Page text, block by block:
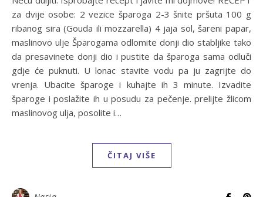
za dvije osobe: 2 vezice šparoga 2-3 šnite pršuta 100 g
ribanog sira (Gouda ili mozzarella) 4 jaja sol, šareni papar,
maslinovo ulje Šparogama odlomite donji dio stabljike tako
da presavinete donji dio i pustite da šparoga sama odluči
gdje će puknuti. U lonac stavite vodu pa ju zagrijte do
vrenja. Ubacite šparoge i kuhajte ih 3 minute. Izvadite
šparoge i poslažite ih u posudu za pečenje. prelijte žlicom
maslinovog ulja, posolite i…
ČITAJ VIŠE